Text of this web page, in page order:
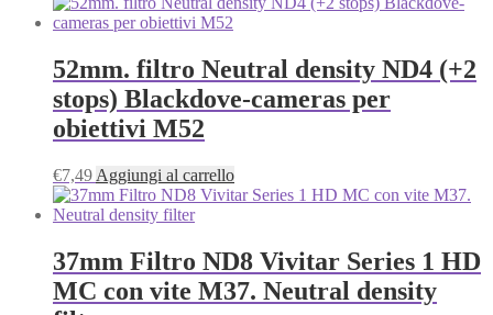
52mm. filtro Neutral density ND4 (+2
stops) Blackdove-cameras per
obiettivi M52
€7,49 Aggiungi al carrello
37mm Filtro ND8 Vivitar Series 1 HD
MC con vite M37. Neutral density